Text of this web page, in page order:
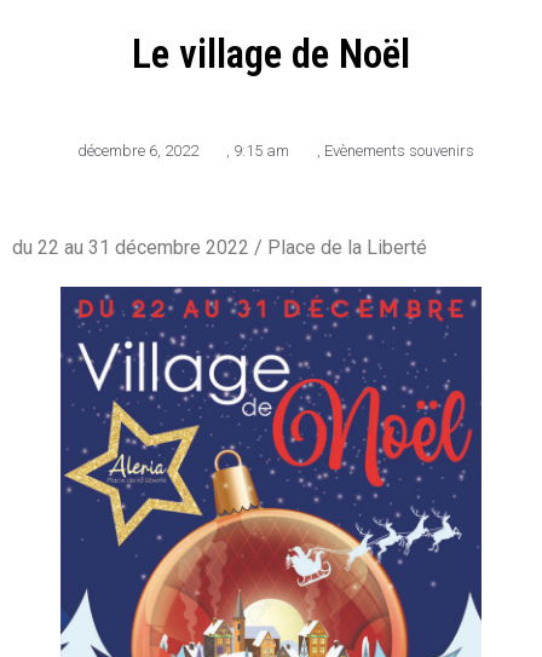
Le village de Noël
décembre 6, 2022 , 9:15 am , Evènements souvenirs
du 22 au 31 décembre 2022 / Place de la Liberté